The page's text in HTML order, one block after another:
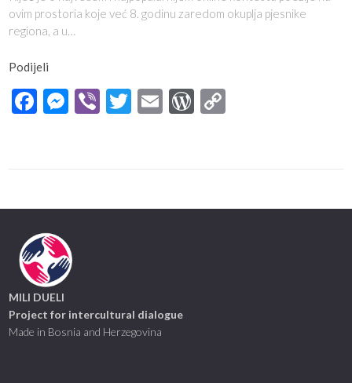
ovim prostoria koje već 8. godinu zaredom okuplja pjesnike
regiona, a u…
Podijeli
Facebook
Messenger
ViberTwitter
EmailWordPress
MILI DUELI
Project for intercultural dialogue
Made in Bosnia and Herzegovina